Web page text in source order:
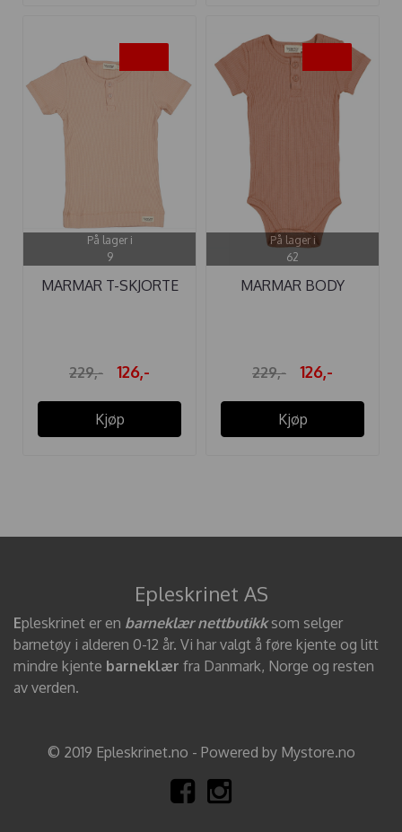
På lager i
9
MARMAR T-SKJORTE
229,- 126,-
Kjøp
På lager i
62
MARMAR BODY
229,- 126,-
Kjøp
Epleskrinet AS
Epleskrinet er en barneklær nettbutikksom selger
barnetøy i alderen 0-12 år. Vi har valgt å føre kjente og litt
mindre kjente barneklær fra Danmark, Norge og resten
av verden.
© 2019 Epleskrinet.no - Powered by Mystore.no